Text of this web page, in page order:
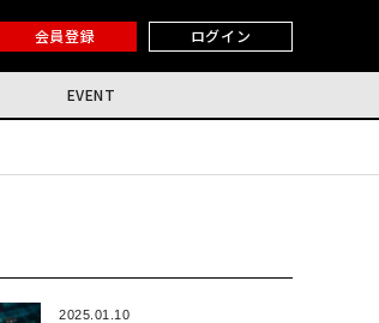
会員登録 ログイン
EVENT
2025.01.10